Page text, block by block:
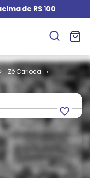
de R$ 100
Zé Carioca